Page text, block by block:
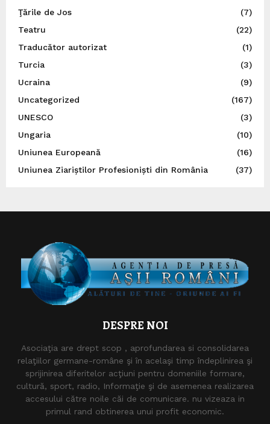
Ţările de Jos
(7)
Teatru
(22)
Traducător autorizat
(1)
Turcia
(3)
Ucraina
(9)
Uncategorized
(167)
UNESCO
(3)
Ungaria
(10)
Uniunea Europeană
(16)
Uniunea Ziariștilor Profesioniști din România
(37)
DESPRE NOI
Asociaţia are drept scop , aprofundarea si consolidarea
relaţiilor germane-române şi în acelaşi timp îndeplinirea şi
sprijinirea diferitelor acţiuni pentru domeniile formare,
cultură, sport, radio, Informaţie şi de asemenea realizarea
accesului către noile căi de comunicare. nu vizeaza in
primul rand obtinerea unui profit economic.